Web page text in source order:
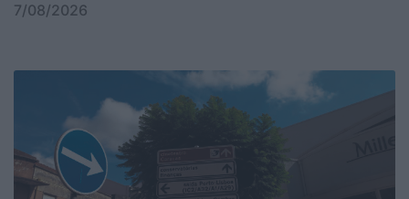
7/08/2026